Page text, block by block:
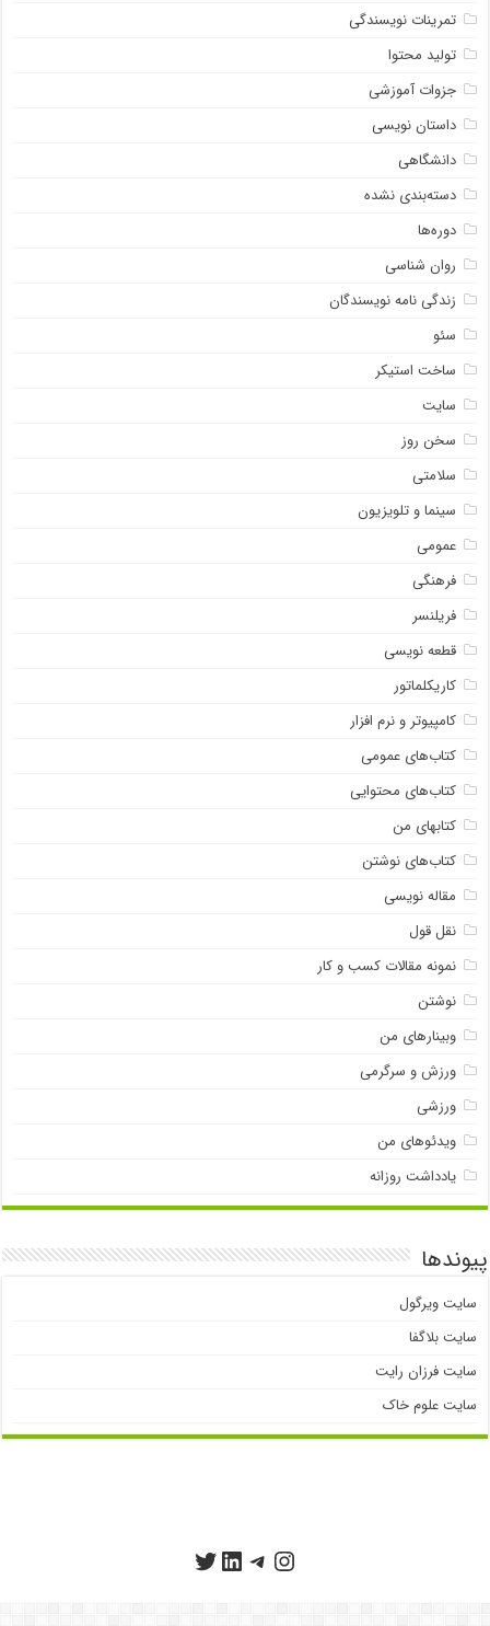
تمرینات نویسندگی
تولید محتوا
جزوات آموزشی
داستان نویسی
دانشگاهی
دسته‌بندی نشده
دوره‌ها
روان شناسی
زندگی نامه نویسندگان
سئو
ساخت استیکر
سایت
سخن روز
سلامتی
سینما و تلویزیون
عمومی
فرهنگی
فریلنسر
قطعه نویسی
کاریکلماتور
کامپیوتر و نرم افزار
کتاب‌های عمومی
کتاب‌های محتوایی
کتابهای من
کتاب‌های نوشتن
مقاله نویسی
نقل قول
نمونه مقالات کسب و کار
نوشتن
وبینارهای من
ورزش و سرگرمی
ورزشی
ویدئوهای من
یادداشت روزانه
پیوندها
سایت ویرگول
سایت بلاگفا
سایت فرزان رایت
سایت علوم خاک
اینستاگرم
تلگرام
لینکداین
توییتر